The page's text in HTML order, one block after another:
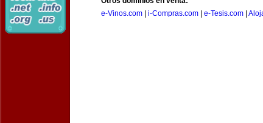
e-Vinos.com
i-Compras.com e-Tesis.com